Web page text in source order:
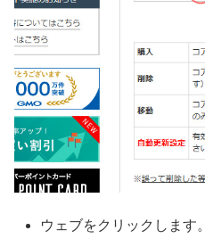
ウェブをクリックします。